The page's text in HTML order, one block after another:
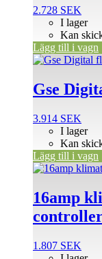
2.728 SEK
I lager
Kan
Lägg till i vagn
Gse
3.914 SEK
I lager
Kan
Lägg till i vagn
16amp
1.807 SEK